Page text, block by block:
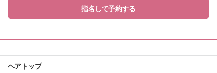
指名して予約する
ヘアトップ